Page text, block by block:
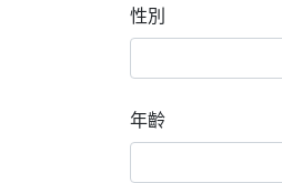
性別
年齡